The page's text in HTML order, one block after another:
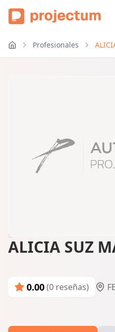
Profesionales
ALICIA SUZ
0.00(0 reseñas)